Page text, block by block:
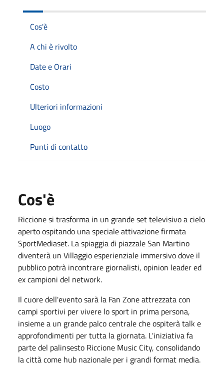
Cos'è
A chi è rivolto
Date e Orari
Costo
Ulteriori informazioni
Luogo
Punti di contatto
Cos'è
Riccione si trasforma in un grande set televisivo a cielo
aperto ospitando una speciale attivazione firmata
SportMediaset. La spiaggia di piazzale San Martino
diventerà un Villaggio esperienziale immersivo dove il
pubblico potrà incontrare giornalisti, opinion leader ed
ex campioni del network.
Il cuore dell'evento sarà la Fan Zone attrezzata con
campi sportivi per vivere lo sport in prima persona,
insieme a un grande palco centrale che ospiterà talk e
approfondimenti per tutta la giornata. L'iniziativa fa
parte del palinsesto Riccione Music City, consolidando
la città come hub nazionale per i grandi format media.